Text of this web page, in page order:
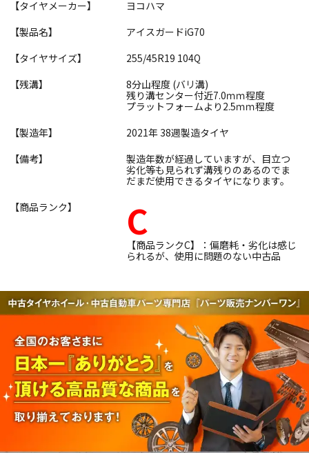
【タイヤメーカー】
ヨコハマ
【製品名】
アイスガードiG70
【タイヤサイズ】
255/45R19 104Q
【残溝】
8分山程度 (バリ溝)
残り溝センター付近7.0ｍｍ程度
プラットフォームより2.5ｍｍ程度
【製造年】
2021年 38週製造タイヤ
【備考】
製造年数が経過していますが、目立つ
劣化等も見られず溝残りのあるのでま
だまだ使用できるタイヤになります。
【商品ランク】
C
【商品ランクC】：偏磨耗・劣化は感じ
られるが、使用に問題のない中古品